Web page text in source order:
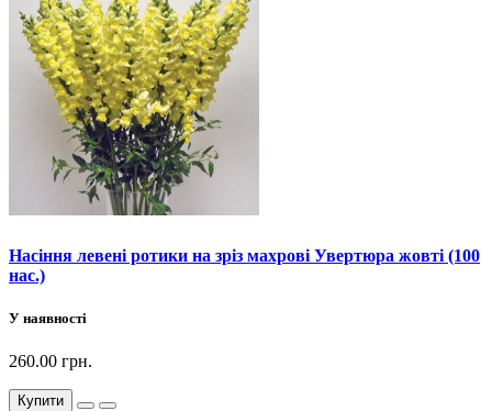
Насіння левені ротики на зріз махрові Увертюра жовті (100
нас.)
У наявності
260.00 грн.
Купити